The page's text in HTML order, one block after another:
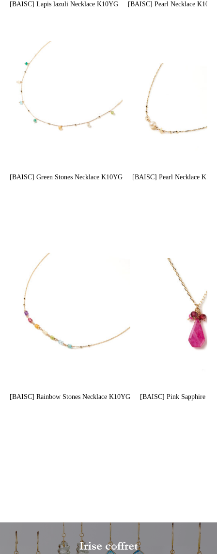
[BAISC] Lapis lazuli Necklace K10YG [BAISC] Pearl Necklace
[BAISC] Green Stones Necklace K10YG [BAISC] Pearl Necklace
[BAISC] Rainbow Stones Necklace K10YG [BAISC] Pink Sapphire